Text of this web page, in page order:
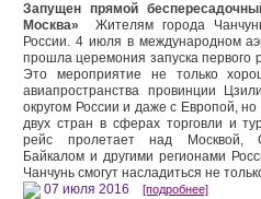
Запущен прямой
Москва» Жителям города
России. 4 июля в международном
прошла церемония запуска первого
Это мероприятие не только
авиапространства провинции
округом России и даже с Европой,
двух стран в сферах торговли и
рейс пролетает над Москвой,
Байкалом и другими регионами
Чанчунь смогут насладиться не
07 июля 2016 [подробнее]